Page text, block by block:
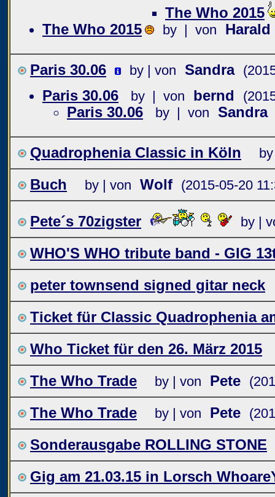
The Who 2015
The Who 2015
by | von Harald
Paris 30.06 by | von Sandra
Paris 30.06 by | von bernd
Paris 30.06 by | von Sandra
Quadrophenia Classic in Köln
Buch by | von Wolf (2015-05-20
Pete´s 70zigster by |
WHO'S WHO tribute band - GIG
peter townsend signed gitar neck
Ticket für Classic Quadrophenia
Who Ticket für den 26. März 2015
The Who Trade
by | von Pete
The Who Trade by | von Pete
Sonderausgabe ROLLING STONE
Gig am 21.03.15 in Lorsch